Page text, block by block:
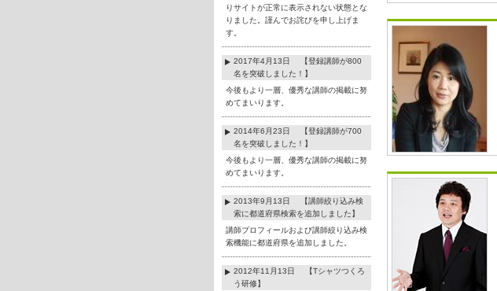
りサイトが正常に表示されない状態とな
りました。謹んでお詫びを申し上げま
す。
2017年4月13日 【登録講師が800
名を突破しました！】
今後もより一層、優秀な講師の掲載に努
めてまいります。
2014年6月23日 【登録講師が700
名を突破しました！】
今後もより一層、優秀な講師の掲載に努
めてまいります。
2013年9月13日 【講師絞り込み検
索に都道府県検索を追加しました】
講師プロフィールおよび講師絞り込み検
索機能に都道府県を追加しました。
2012年11月13日 【Tシャツつくろ
う研修】